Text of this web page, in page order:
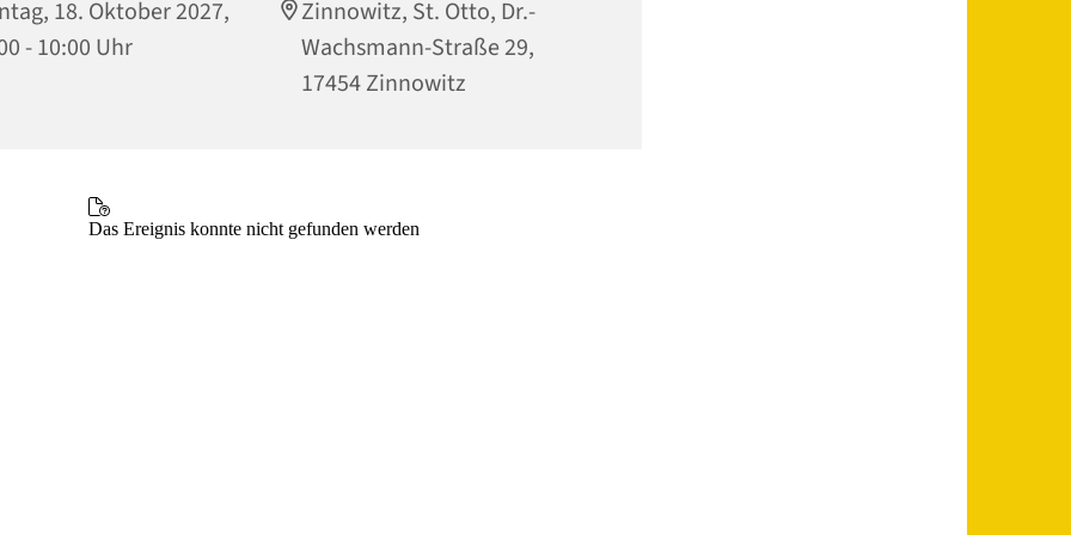
18. Oktober 2027,
- 10:00 Uhr
Zinnowitz, St. Otto, Dr.-
Wachsmann-Straße 29,
17454 Zinnowitz